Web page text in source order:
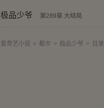
极品少爷 第289章 大结局
爱奇艺小说 > 都市 > 极品少爷 > 目录